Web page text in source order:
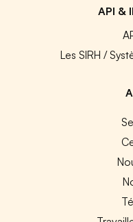
API &
Les SIRH /